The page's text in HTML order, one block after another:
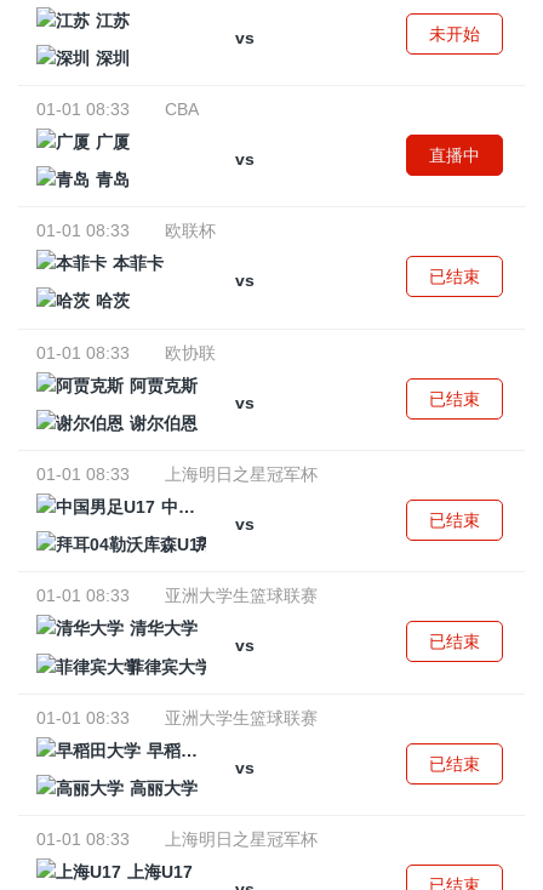
江苏
vs
深圳
未开始
01-01 08:33
CBA
广厦
vs
青岛
直播中
01-01 08:33
欧联杯
本菲卡
vs
哈茨
已结束
01-01 08:33
欧协联
阿贾克斯
vs
谢尔伯恩
已结束
01-01 08:33
上海明日之星冠军杯
中国男足U17
vs
拜耳04勒沃库森U17
已结束
01-01 08:33
亚洲大学生篮球联赛
清华大学
vs
菲律宾大学
已结束
01-01 08:33
亚洲大学生篮球联赛
早稻田大学
vs
高丽大学
已结束
01-01 08:33
上海明日之星冠军杯
上海U17
已结束